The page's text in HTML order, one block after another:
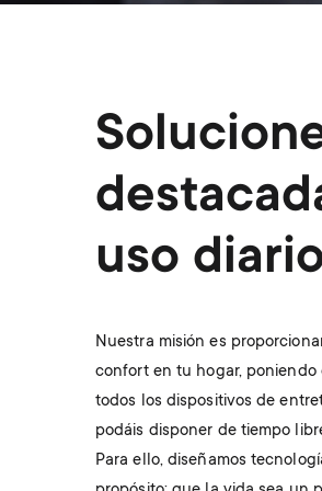
uso
Nuestra misión es
confort en tu hogar,
todos los dispositivos de
podáis disponer de tiempo
Para ello, diseñamos